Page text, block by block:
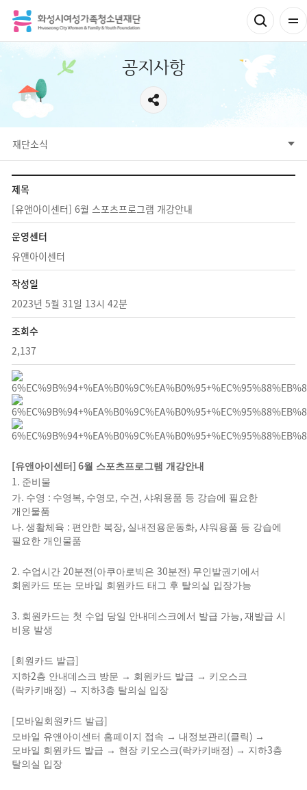
공지사항
재단소식
공지사항
채용정보
공고정보
알림마당
재단소식
참여공간
제목
[유앤아이센터] 6월 스포츠프로그램 개강안내
운영센터
유앤아이센터
작성일
2023년 5월 31일 13시 42분
조회수
2,137
[유앤아이센터 ] 6월 스포츠프로그램 개강안내
1. 준비물
가. 수영 : 수영복, 수영모, 수건 , 샤워용품 등 강습에 필요한
개인물품
나. 생활체육 : 편안한 복장, 실내전용운동화, 샤워용품 등 강습에
필요한 개인물품
2. 수업시간 20분전 (아쿠아로빅은 30분전) 무인발권기에서
회원카드 또는 모바일 회원카드 태그 후 탈의실 입장가능
3. 회원카드는 첫 수업 당일 안내데스크에서 발급 가능, 재발급 시
비용 발생
[회원카드 발급]
지하2층 안내데스크 방문 → 회원카드 발급 → 키오스크
(락카키배정) → 지하3층 탈의실 입장
[모바일회원카드 발급]
모바일 유앤아이센터 홈페이지 접속 → 내정보관리 (클릭) →
모바일 회원카드 발급 → 현장 키오스크(락카키배정) → 지하3층
탈의실 입장